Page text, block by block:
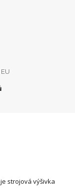
strojová výšivka